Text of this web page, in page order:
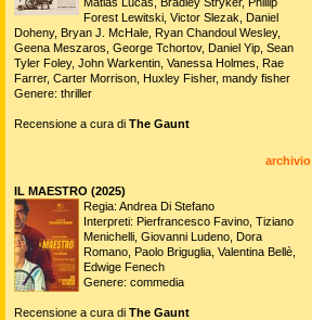
Forest Lewitski, Victor Slezak, Daniel
Doheny, Bryan J. McHale, Ryan Chandoul Wesley,
Geena Meszaros, George Tchortov, Daniel Yip, Sean
Tyler Foley, John Warkentin, Vanessa Holmes, Rae
Farrer, Carter Morrison, Huxley Fisher, mandy fisher
Genere: thriller
Recensione a cura di The Gaunt
archivio
IL MAESTRO (2025)
Regia: Andrea Di Stefano
Interpreti: Pierfrancesco Favino, Tiziano
Menichelli, Giovanni Ludeno, Dora
Romano, Paolo Briguglia, Valentina Bellè,
Edwige Fenech
Genere: commedia
Recensione a cura di The Gaunt